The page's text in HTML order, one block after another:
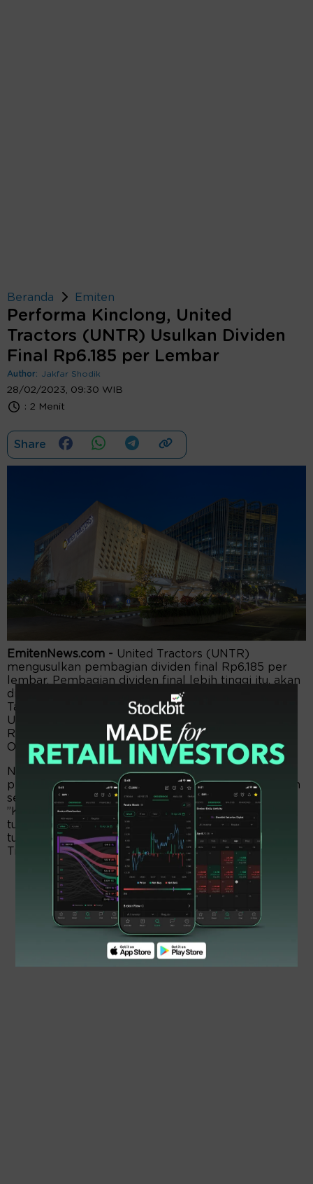
Beranda Emiten
Performa Kinclong, United
Tractors (UNTR) Usulkan Dividen
Final Rp6.185 per Lembar
Author: Jakfar Shodik
28/02/2023, 09:30 WIB
: 2 Menit
Share
EmitenNews.com - United Tractors (UNTR)
mengusulkan pembagian dividen final Rp6.185 per
lembar. Pembagian dividen final lebih tinggi itu, akan
diusulkan dalam Rapat Umum Pemegang Saham
Tahunan (RUPST) tahun buku 2022 pada April 2023.
Usulan dividen itu bersama dengan dividen interim
Rp818 per lembar yang telah dibayarkan pada
Oktober 2022.
Nah, dengan pengesahan usulan tersebut oleh
pemegang saham, maka nilai dividen final perseroan
sepanjang 2022 menjadi Rp7.003 per eksemplar.
”Kepastian mengenai jumlah dividen itu, akan tetap
tunduk pada persetujuan RUPS Tahunan perseroan,”
tulis Sara K Loebis, Corporate Secretary United
Tractors.